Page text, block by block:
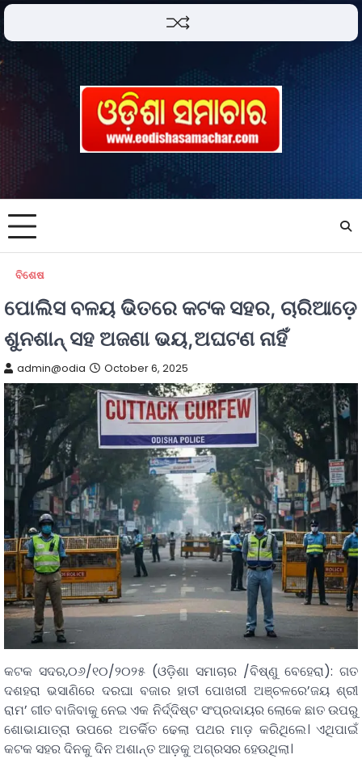
ବିଶେଷ
ପୋଲିସ ବଳୟ ଭିତରେ କଟକ ସହର, ଚାରିଆଡ଼େ
ଶୁନଶାନ୍ ସହ ଅଜଣା ଭୟ,ଅଘଟଣ ନାହିଁ
admin@odia October 6, 2025
କଟକ ସଦର,୦୬/୧୦/୨୦୨୫ (ଓଡ଼ିଶା ସମାଚାର /ବିଷ୍ଣୁ ବେହେରା): ଗତ
ଦଶହରା ଭସାଣିରେ ଦରଘା ବଜାର ହାତୀ ପୋଖରୀ ଅଞ୍ଚଳରେ’ଜୟ ଶ୍ରୀ
ରାମ’ ଗୀତ ବାଜିବାକୁ ନେଇ ଏକ ନିର୍ଦ୍ଦିଷ୍ଟ ସଂପ୍ରଦାୟର ଲୋକେ ଛାତ ଉପରୁ
ଶୋଭାଯାତ୍ରା ଉପରେ ଅତର୍କିତ ଢେଲା ପଥର ମାଡ଼ କରିଥିଲେ। ଏଥିପାଇଁ
କଟକ ସହର ଦିନକୁ ଦିନ ଅଶାନ୍ତ ଆଡ଼କୁ ଅଗ୍ରସର ହେଉଥିଲା।